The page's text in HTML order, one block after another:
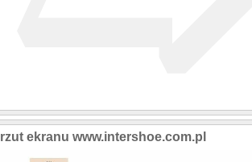
ekranu www.intershoe.com.pl